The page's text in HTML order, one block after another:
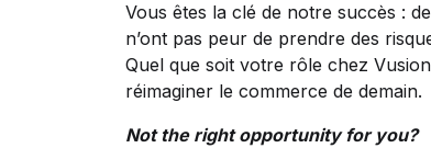
Vous êtes la clé de notre succès :
n’ont pas peur de prendre des
Quel que soit votre rôle chez
réimaginer le commerce de demain.
Not the right opportunity for you?